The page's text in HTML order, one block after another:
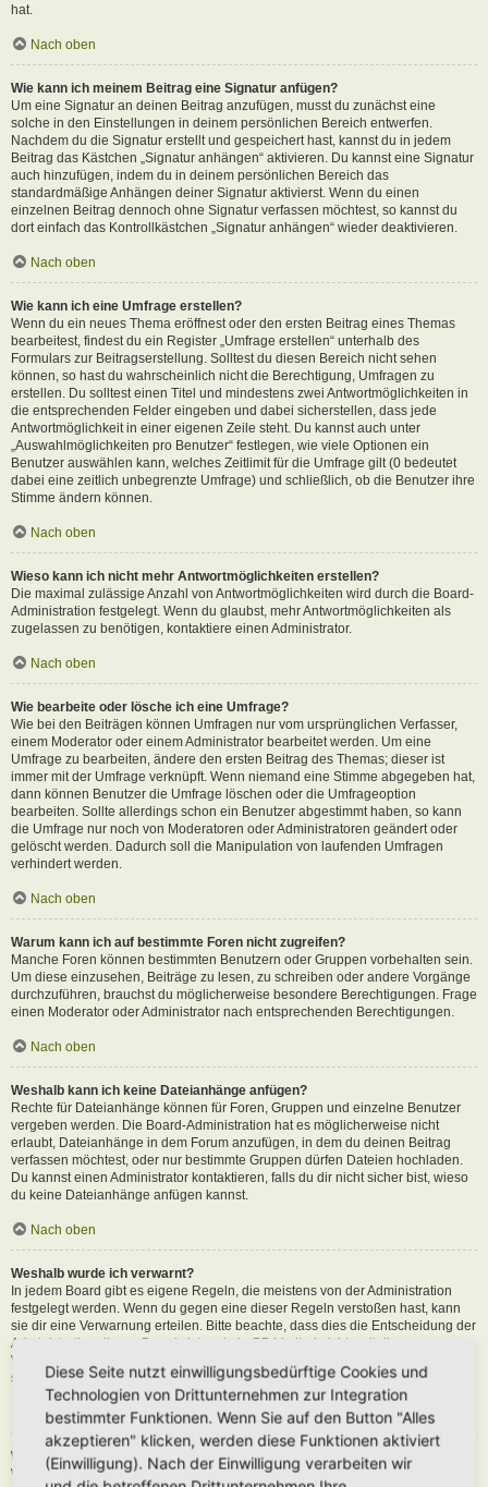
hat.
Nach oben
Wie kann ich meinem Beitrag eine Signatur anfügen?
Um eine Signatur an deinen Beitrag anzufügen, musst du zunächst eine
solche in den Einstellungen in deinem persönlichen Bereich entwerfen.
Nachdem du die Signatur erstellt und gespeichert hast, kannst du in jedem
Beitrag das Kästchen „Signatur anhängen“ aktivieren. Du kannst eine Signatur
auch hinzufügen, indem du in deinem persönlichen Bereich das
standardmäßige Anhängen deiner Signatur aktivierst. Wenn du einen
einzelnen Beitrag dennoch ohne Signatur verfassen möchtest, so kannst du
dort einfach das Kontrollkästchen „Signatur anhängen“ wieder deaktivieren.
Nach oben
Wie kann ich eine Umfrage erstellen?
Wenn du ein neues Thema eröffnest oder den ersten Beitrag eines Themas
bearbeitest, findest du ein Register „Umfrage erstellen“ unterhalb des
Formulars zur Beitragserstellung. Solltest du diesen Bereich nicht sehen
können, so hast du wahrscheinlich nicht die Berechtigung, Umfragen zu
erstellen. Du solltest einen Titel und mindestens zwei Antwortmöglichkeiten in
die entsprechenden Felder eingeben und dabei sicherstellen, dass jede
Antwortmöglichkeit in einer eigenen Zeile steht. Du kannst auch unter
„Auswahlmöglichkeiten pro Benutzer“ festlegen, wie viele Optionen ein
Benutzer auswählen kann, welches Zeitlimit für die Umfrage gilt (0 bedeutet
dabei eine zeitlich unbegrenzte Umfrage) und schließlich, ob die Benutzer ihre
Stimme ändern können.
Nach oben
Wieso kann ich nicht mehr Antwortmöglichkeiten erstellen?
Die maximal zulässige Anzahl von Antwortmöglichkeiten wird durch die Board-
Administration festgelegt. Wenn du glaubst, mehr Antwortmöglichkeiten als
zugelassen zu benötigen, kontaktiere einen Administrator.
Nach oben
Wie bearbeite oder lösche ich eine Umfrage?
Wie bei den Beiträgen können Umfragen nur vom ursprünglichen Verfasser,
einem Moderator oder einem Administrator bearbeitet werden. Um eine
Umfrage zu bearbeiten, ändere den ersten Beitrag des Themas; dieser ist
immer mit der Umfrage verknüpft. Wenn niemand eine Stimme abgegeben hat,
dann können Benutzer die Umfrage löschen oder die Umfrageoption
bearbeiten. Sollte allerdings schon ein Benutzer abgestimmt haben, so kann
die Umfrage nur noch von Moderatoren oder Administratoren geändert oder
gelöscht werden. Dadurch soll die Manipulation von laufenden Umfragen
verhindert werden.
Nach oben
Warum kann ich auf bestimmte Foren nicht zugreifen?
Manche Foren können bestimmten Benutzern oder Gruppen vorbehalten sein.
Um diese einzusehen, Beiträge zu lesen, zu schreiben oder andere Vorgänge
durchzuführen, brauchst du möglicherweise besondere Berechtigungen. Frage
einen Moderator oder Administrator nach entsprechenden Berechtigungen.
Nach oben
Weshalb kann ich keine Dateianhänge anfügen?
Rechte für Dateianhänge können für Foren, Gruppen und einzelne Benutzer
vergeben werden. Die Board-Administration hat es möglicherweise nicht
erlaubt, Dateianhänge in dem Forum anzufügen, in dem du deinen Beitrag
verfassen möchtest, oder nur bestimmte Gruppen dürfen Dateien hochladen.
Du kannst einen Administrator kontaktieren, falls du dir nicht sicher bist, wieso
du keine Dateianhänge anfügen kannst.
Nach oben
Weshalb wurde ich verwarnt?
In jedem Board gibt es eigene Regeln, die meistens von der Administration
festgelegt werden. Wenn du gegen eine dieser Regeln verstoßen hast, kann
sie dir eine Verwarnung erteilen. Bitte beachte, dass dies die Entscheidung der
Administration dieses Boards ist und phpBB Limited nichts mit dieser
Verwarnung zu tun hat. Kontaktiere einen Administrator, sofern du die nicht
sicher bist, wieso du verwarnt wurdest.
Nach oben
Wie kann ich Beiträge den Moderatoren melden?
Wenn ein Administrator die entsprechenden Berechtigungen vergeben hat,
Diese Seite nutzt einwilligungsbedürftige Cookies und
Technologien von Drittunternehmen zur Integration
bestimmter Funktionen. Wenn Sie auf den Button "Alles
akzeptieren" klicken, werden diese Funktionen aktiviert
(Einwilligung). Nach der Einwilligung verarbeiten wir